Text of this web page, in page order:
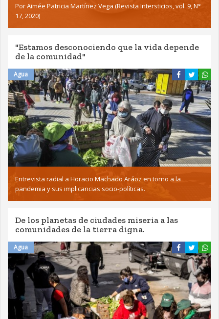
Por Aimée Patricia Martínez Vega (Revista Intersticios, vol. 9, N°
17, 2020)
"Estamos desconociendo que la vida depende
de la comunidad"
Agua
Entrevista radial a Horacio Machado Aráoz en torno a la
pandemia y sus implicancias socio-políticas.
De los planetas de ciudades miseria a las
comunidades de la tierra digna.
Agua